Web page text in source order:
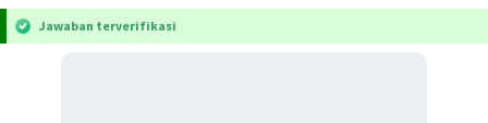
Jawaban terverifikasi